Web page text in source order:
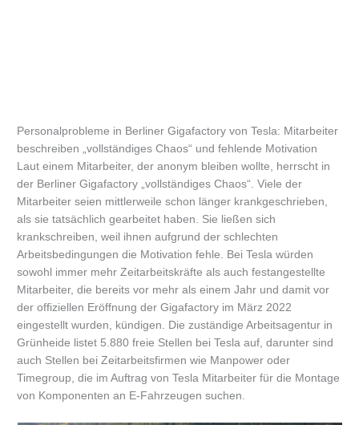
Personalprobleme in Berliner Gigafactory von Tesla: Mitarbeiter
beschreiben „vollständiges Chaos“ und fehlende Motivation
Laut einem Mitarbeiter, der anonym bleiben wollte, herrscht in
der Berliner Gigafactory „vollständiges Chaos“. Viele der
Mitarbeiter seien mittlerweile schon länger krankgeschrieben,
als sie tatsächlich gearbeitet haben. Sie ließen sich
krankschreiben, weil ihnen aufgrund der schlechten
Arbeitsbedingungen die Motivation fehle. Bei Tesla würden
sowohl immer mehr Zeitarbeitskräfte als auch festangestellte
Mitarbeiter, die bereits vor mehr als einem Jahr und damit vor
der offiziellen Eröffnung der Gigafactory im März 2022
eingestellt wurden, kündigen. Die zuständige Arbeitsagentur in
Grünheide listet 5.880 freie Stellen bei Tesla auf, darunter sind
auch Stellen bei Zeitarbeitsfirmen wie Manpower oder
Timegroup, die im Auftrag von Tesla Mitarbeiter für die Montage
von Komponenten an E-Fahrzeugen suchen.